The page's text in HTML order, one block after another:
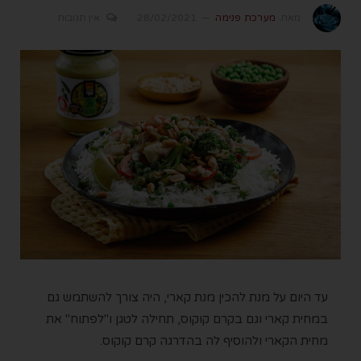
מערכת פנימה
עד היום על מנת להכין מנת קארי, היה צורך להשתמש גם
במחית קארי וגם בקרם קוקוס, תחילה לטגן ו"לפתוח" את
מחית הקארי ולהוסיף לה בהדרגה קרם קוקוס.